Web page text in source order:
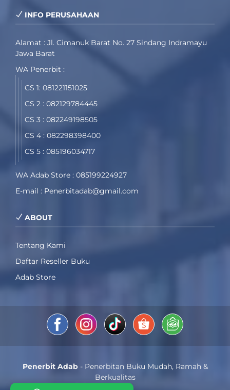
INFO PERUSAHAAN
Alamat : Jl. Cimanuk Barat No. 27 Sindang Indramayu
Jawa Barat
WA Penerbit :
CS 1: 081221151025
CS 2 : 082129784445
CS 3 : 082249198505
CS 4 : 082298398400
CS 5 : 085196034717
WA Adab Store : 085199224927
E-mail : Penerbitadab@gmail.com
ABOUT
Tentang Kami
Daftar Reseller Buku
Adab Store
Penerbit Adab- Penerbitan Buku Mudah, Ramah &
Berkualitas